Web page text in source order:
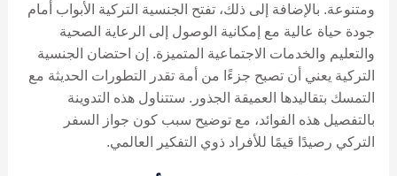
ومتنوعة. بالإضافة إلى ذلك، تفتح الجنسية التركية الأبواب أمام
جودة حياة عالية مع إمكانية الوصول إلى الرعاية الصحية
والتعليم والخدمات الاجتماعية المتميزة. إن احتضان الجنسية
التركية يعني أن تصبح جزءًا من أمة تقدر التطورات الحديثة مع
التمسك بتقاليدها العميقة الجذور. ستتناول هذه التدوينة
بالتفصيل هذه الفوائد، مع توضيح سبب كون جواز السفر
التركي رصيدًا قيمًا للأفراد ذوي التفكير العالمي.